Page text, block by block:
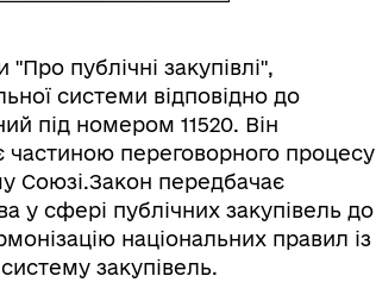
публічні закупівлі",
системи відповідно до
під номером 11520. Він
частиною переговорного процесу
Союзі.Закон передбачає
у сфері публічних закупівель до
національних правил із
закупівель.